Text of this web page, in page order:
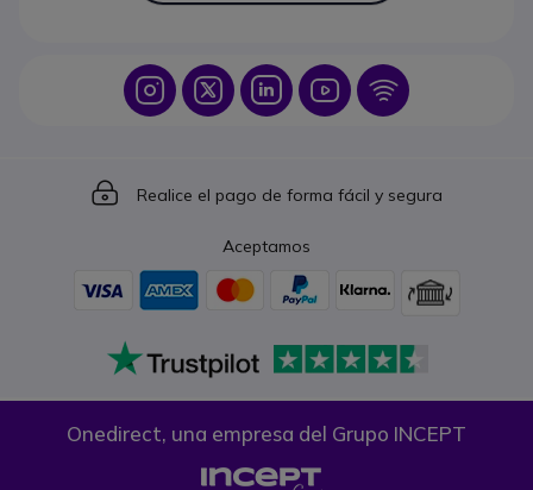
Icon IconIcon Icon Icon
Icon
Realice el pago de forma fácil y segura
Aceptamos
Onedirect, una empresa del Grupo INCEPT